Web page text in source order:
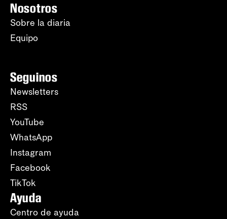
Nosotros
Sobre la diaria
Equipo
Seguinos
Newsletters
RSS
YouTube
WhatsApp
Instagram
Facebook
TikTok
Ayuda
Centro de ayuda